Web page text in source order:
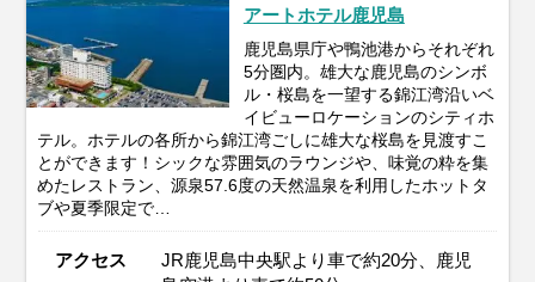
アートホテル鹿児島
鹿児島県庁や鴨池港からそれぞれ
5分圏内。雄大な鹿児島のシンボ
ル・桜島を一望する錦江湾沿いベ
イビューロケーションのシティホ
テル。ホテルの各所から錦江湾ごしに雄大な桜島を見渡すこ
とができます！シックな雰囲気のラウンジや、味覚の粋を集
めたレストラン、源泉57.6度の天然温泉を利用したホットタ
ブや夏季限定で…
アクセス
JR鹿児島中央駅より車で約20分、鹿児